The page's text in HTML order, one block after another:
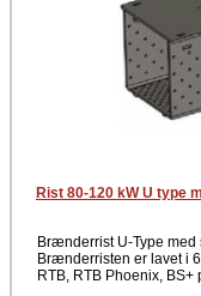
Rist 80-120 kW U type
Brænderrist U-Type
Brænderristen er lavet i
RTB, RTB Phoenix,